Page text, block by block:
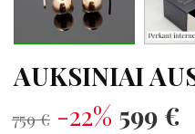
AUKSINIAI
759 € -22% 599 €